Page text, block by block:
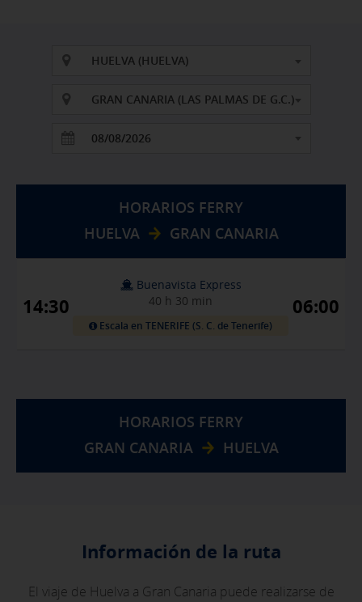
HUELVA (HUELVA)
GRAN CANARIA (LAS PALMAS DE G.C.)
HORARIOS FERRY
HUELVA
GRAN CANARIA
14:30
Buenavista Express
40 h 30 min
Escala en TENERIFE (S. C. de Tenerife)
06:00
HORARIOS FERRY
GRAN CANARIA
HUELVA
Información de la ruta
El viaje de Huelva a Gran Canaria puede realizarse de